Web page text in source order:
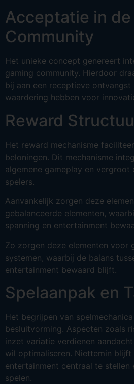
Acceptatie in de
Community
Het unieke concept genereert
gaming community. Hierdoor
bij aan een receptieve ontvangst
waardering hebben voor
Reward
Het reward mechanisme
beloningen. Dit mechanisme
algemene gameplay en vergroot
spelers.
Aanvankelijk zorgen deze
gebalanceerde elementen,
spanning en entertainment
Zo zorgen deze elementen voor
systemen, waarbij de balans
entertainment bewaard blijft.
Spelaanpak en
Het begrijpen van
besluitvorming. Aspecten zoals
inzet variatie verdienen
wil optimaliseren. Niettemin
entertainment centraal te stellen
spelen.